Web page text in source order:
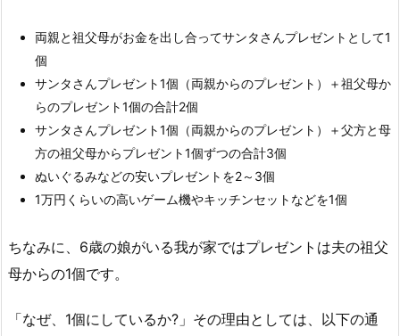
両親と祖父母がお金を出し合ってサンタさんプレゼントとして1
個
サンタさんプレゼント1個（両親からのプレゼント）＋祖父母か
らのプレゼント1個の合計2個
サンタさんプレゼント1個（両親からのプレゼント）＋父方と母
方の祖父母からプレゼント1個ずつの合計3個
ぬいぐるみなどの安いプレゼントを2～3個
1万円くらいの高いゲーム機やキッチンセットなどを1個
ちなみに、6歳の娘がいる我が家ではプレゼントは夫の祖父
母からの1個です。
「なぜ、1個にしているか?」その理由としては、以下の通